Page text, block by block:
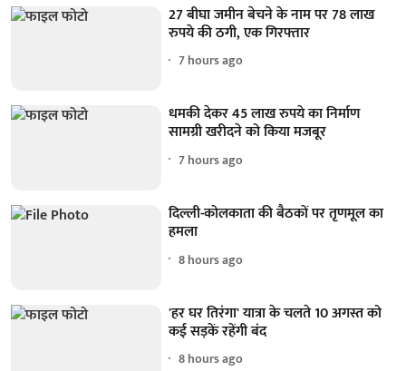
27 बीघा जमीन बेचने के नाम पर 78 लाख
रुपये की ठगी, एक गिरफ्तार
7 hours ago
धमकी देकर 45 लाख रुपये का निर्माण
सामग्री खरीदने को किया मजबूर
7 hours ago
दिल्ली-कोलकाता की बैठकों पर तृणमूल का
हमला
8 hours ago
'हर घर तिरंगा' यात्रा के चलते 10 अगस्त को
कई सड़कें रहेंगी बंद
8 hours ago